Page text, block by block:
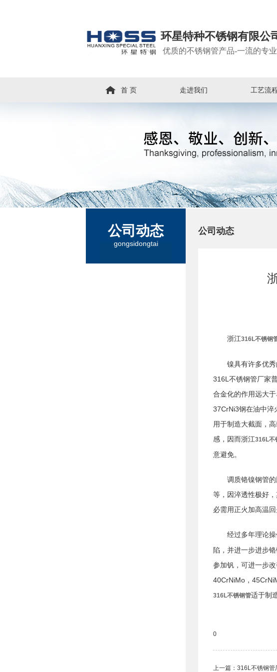
环星特种不锈钢有限公
优质的不锈钢管产品-一流的专
首 页 走进我们 工艺流
公司动态
gongsidongtai
公司动态
浙江316L不锈钢
镍具有许多优
316L不锈钢管厂家
合金化的作用远大
37CrNi3钢在油中淬
用于制造大截面，
感，因而浙江316L不
意避免。
调质铬镍钢管
等，因淬透性极好
必需用正火加高温回
经过多年理论
陷，并进一步进步
参加钒，可进一步
40CrNiMo，
316L不锈钢管适于制
0
上一篇： 316L不锈钢管